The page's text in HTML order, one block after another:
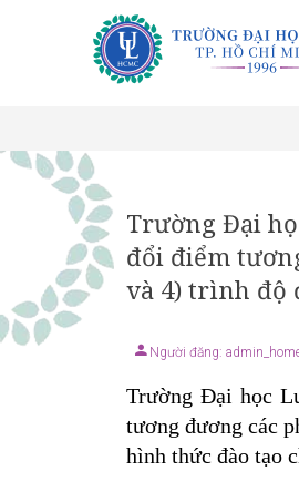
Trường Đại
đổi điểm
và 4) trình độ
Người đăng:
Trường Đại học
tương đương các
hình thức đào tạo